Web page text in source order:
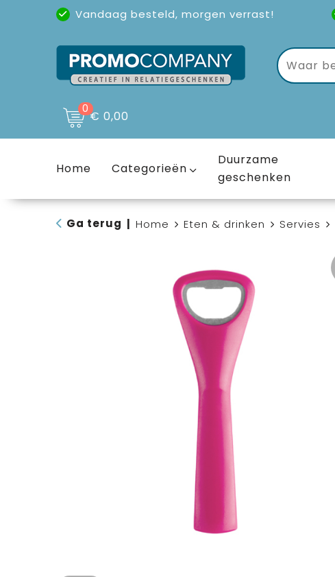
Vandaag besteld, morgen verrast!
Uitstekende reviews(4,6/5)
0€ 0,00
Home Categorieën
Duurzame
geschenken
Ga terug Home Eten & drinken Servies